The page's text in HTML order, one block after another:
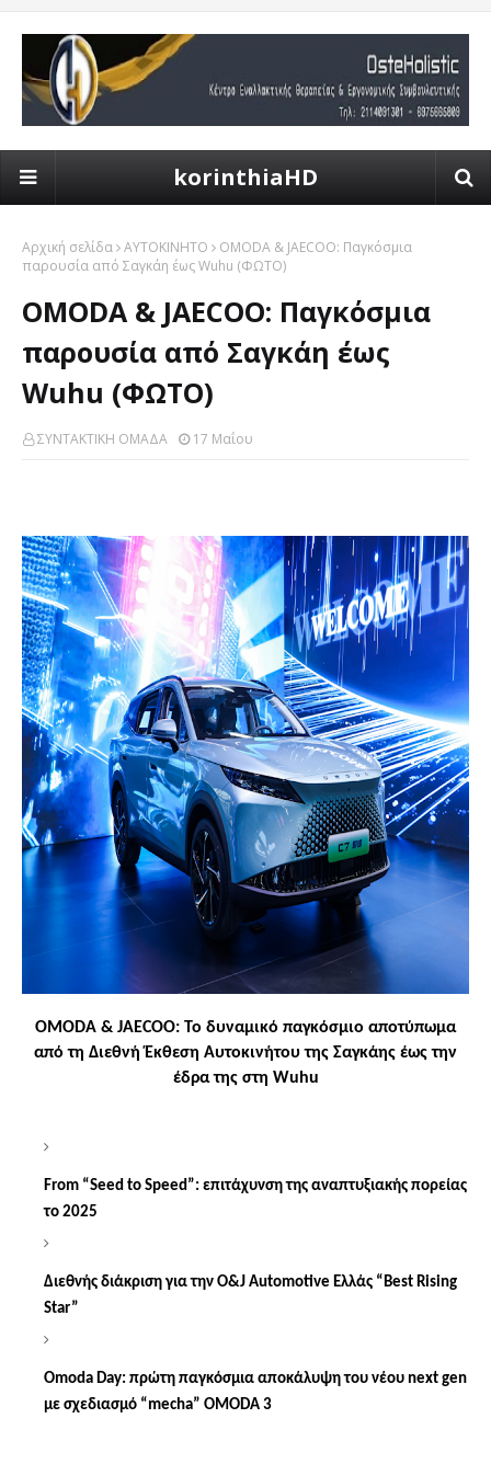
korinthiaHD
Αρχική σελίδα ΑΥΤΟΚΙΝΗΤΟ
OMODA & JAECOO: Παγκόσμια
παρουσία από Σαγκάη έως Wuhu (ΦΩΤΟ)
OMODA & JAECOO: Παγκόσμια
παρουσία από Σαγκάη έως
Wuhu (ΦΩΤΟ)
ΣΥΝΤΑΚΤΙΚΗ ΟΜΑΔΑ 17 Μαΐου
OMODA & JAECOO: Το δυναμικό παγκόσμιο αποτύπωμα
από τη Διεθνή Έκθεση Αυτοκινήτου της Σαγκάης έως την
έδρα της στη Wuhu
From “Seed to Speed”: επιτάχυνση της αναπτυξιακής πορείας
το 2025
Διεθνής διάκριση για την O&J Automotive Ελλάς “Best Rising
Star”
Omoda Day: πρώτη παγκόσμια αποκάλυψη του νέου next gen
με σχεδιασμό “mecha” OMODA 3